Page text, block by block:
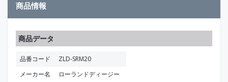
商品情報
商品データ
品番コード
ZLD-SRM20
メーカー名
ローランドディージー